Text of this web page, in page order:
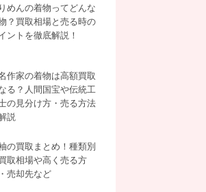
めんの着物ってどんな
？買取相場と売る時の
ントを徹底解説！
作家の着物は高額買取
る？人間国宝や伝統工
の見分け方・売る方法
説
の買取まとめ！種類別
取相場や高く売る方
売却先など